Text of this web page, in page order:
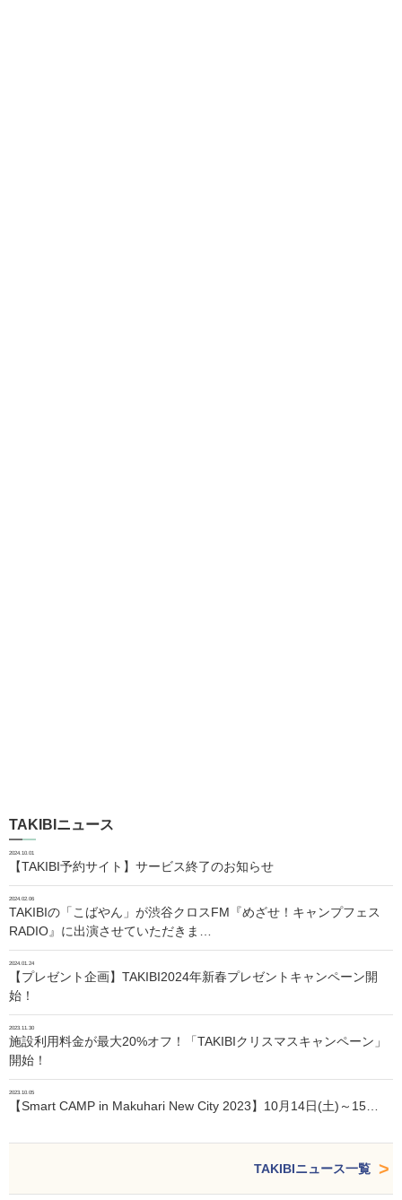
TAKIBIニュース
2024.10.01
【TAKIBI予約サイト】サービス終了のお知らせ
2024.02.06
TAKIBIの「こばやん」が渋谷クロスFM『めざせ！キャンプフェス
RADIO』に出演させていただきま…
2024.01.24
【プレゼント企画】TAKIBI2024年新春プレゼントキャンペーン開
始！
2023.11.30
施設利用料金が最大20%オフ！「TAKIBIクリスマスキャンペーン」
開始！
2023.10.05
【Smart CAMP in Makuhari New City 2023】10月14日(土)～15…
TAKIBIニュース一覧